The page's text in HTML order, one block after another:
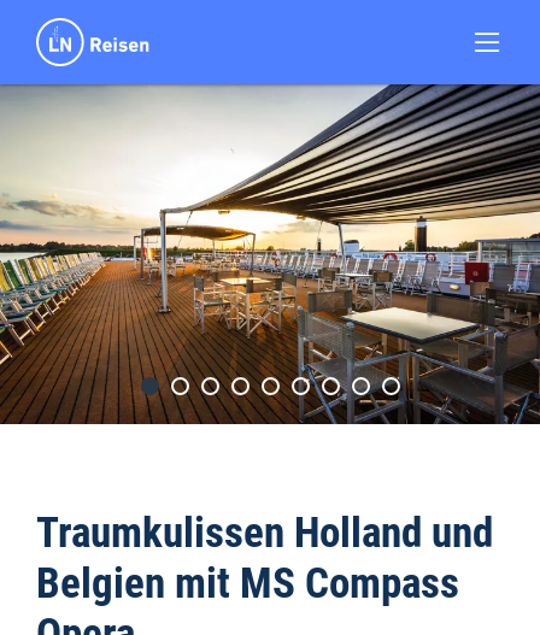
Traumkulissen Holland und
Belgien mit MS Compass